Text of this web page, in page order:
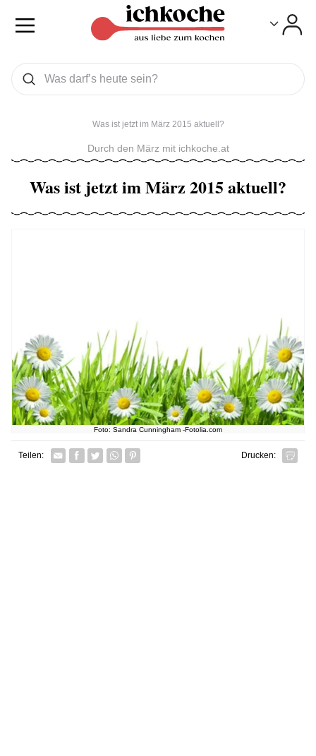
Was wollen Sie suchen
Suchen
Was ist jetzt im März 2015 aktuell?
Durch den März mit ichkoche.at
Was ist jetzt im März 2015 aktuell?
Foto: Sandra Cunningham -Fotolia.com
Teilen: Facebook
TwitterWhatsapp senden
Pin it Drucken: